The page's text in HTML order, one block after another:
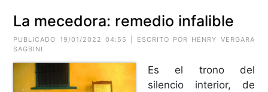
La mecedora: remedio infalible
PUBLICADO 19/01/2022 04:55 | ESCRITO POR HENRY VERGARA
SAGBINI
Es el trono del
silencio interior, de